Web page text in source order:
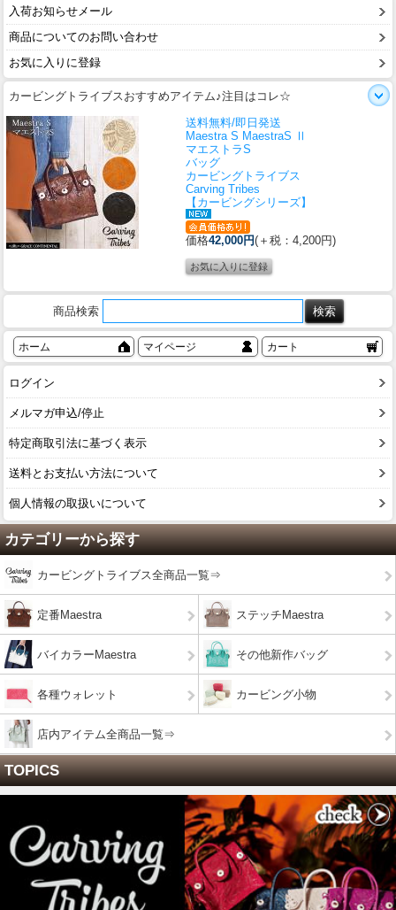
入荷お知らせメール
商品についてのお問い合わせ
お気に入りに登録
カービングトライブスおすすめアイテム♪注目はコレ☆
送料無料/即日発送
Maestra S MaestraS Ⅱ
マエストラS
バッグ
カービングトライブス
Carving Tribes
【カービングシリーズ】
価格42,000円(＋税：4,200円)
商品検索
ホーム マイページ カート
ログイン
メルマガ申込/停止
特定商取引法に基づく表示
送料とお支払い方法について
個人情報の取扱いについて
カテゴリーから探す
カービングトライブス全商品一覧⇒
定番Maestra ステッチMaestra
バイカラーMaestra その他新作バッグ
各種ウォレット カービング小物
店内アイテム全商品一覧⇒
TOPICS